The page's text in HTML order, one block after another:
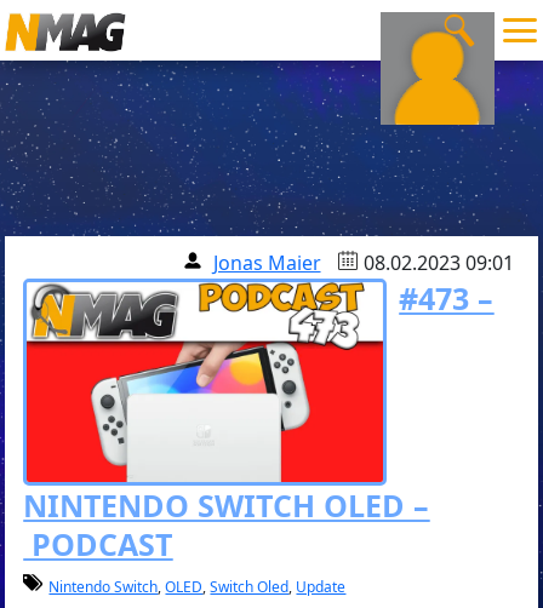
Jonas Maier 08.02.2023 09:01
#473 –
NINTENDO SWITCH OLED –
PODCAST
Nintendo Switch,OLED,Switch Oled, Update